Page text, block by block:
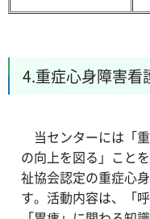
4.重症心身障害看
当センターには「
の向上を図る」こと
祉協会認定の重症心
す。活動内容は、「